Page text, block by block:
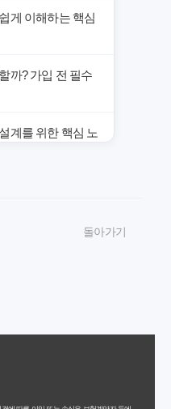
게 이해하는 핵심
까? 가입 전 필수
계를 위한 핵심 노
돌아가기